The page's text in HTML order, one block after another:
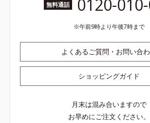
無料通話 0120-
午前9時より午後7時まで
よくあるご質問・お問い合
ショッピングガイド
月末は混み合いますので
お早めにご注文ください。